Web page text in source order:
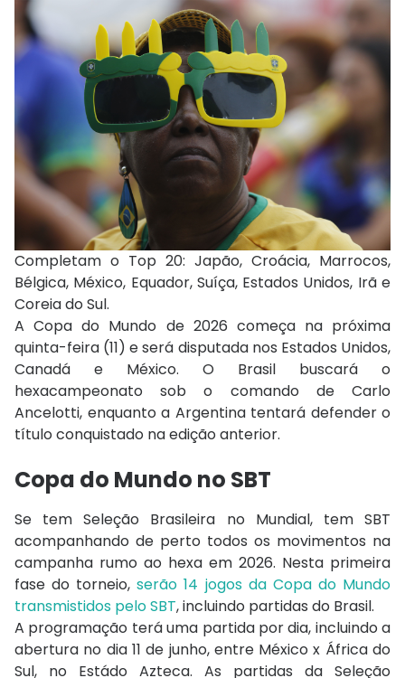
Completam o Top 20: Japão, Croácia, Marrocos,
Bélgica, México, Equador, Suíça, Estados Unidos, Irãe
Coreia do Sul.
A Copa do Mundo de 2026 começa na próxima
quinta-feira (11) e será disputada nos Estados Unidos,
Canadá e México. O Brasil buscará o
hexacampeonato sob o comando de Carlo
Ancelotti, enquanto a Argentina tentará defender o
título conquistado na edição anterior.
Copa do Mundo no SBT
Se tem Seleção Brasileira no Mundial, tem SBT
acompanhando de perto todos os movimentos na
campanha rumo ao hexa em 2026. Nesta primeira
fase do torneio,serão 14 jogos da Copa do Mundo
transmistidos pelo SBT, incluindo partidas do Brasil.
A programação terá uma partida por dia, incluindo a
abertura no dia 11 de junho, entre México x África do
Sul, no Estádo Azteca. As partidas da Seleção